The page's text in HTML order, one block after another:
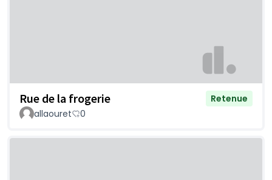
Rue de la frogerie
Retenue
allaouret
0